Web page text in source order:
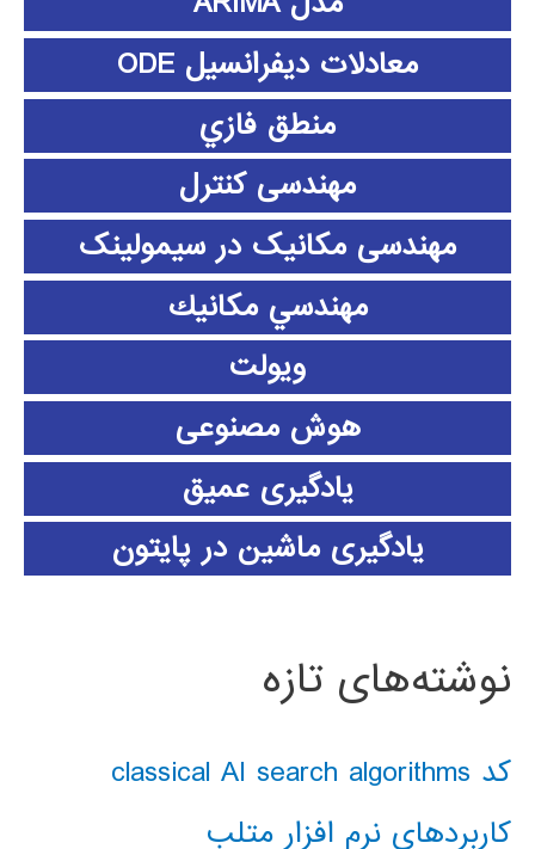
معادلات دیفرانسیل ODE
منطق فازي
مهندسی کنترل
مهندسی مکانیک در سیمولینک
مهندسي مكانيك
ویولت
هوش مصنوعی
یادگیری عمیق
یادگیری ماشین در پایتون
نوشته‌های تازه
کد classical AI search algorithms
کاربردهای نرم افزار متلب